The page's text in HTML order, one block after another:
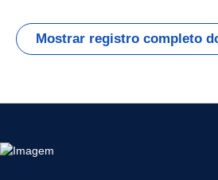
Mostrar registro completo